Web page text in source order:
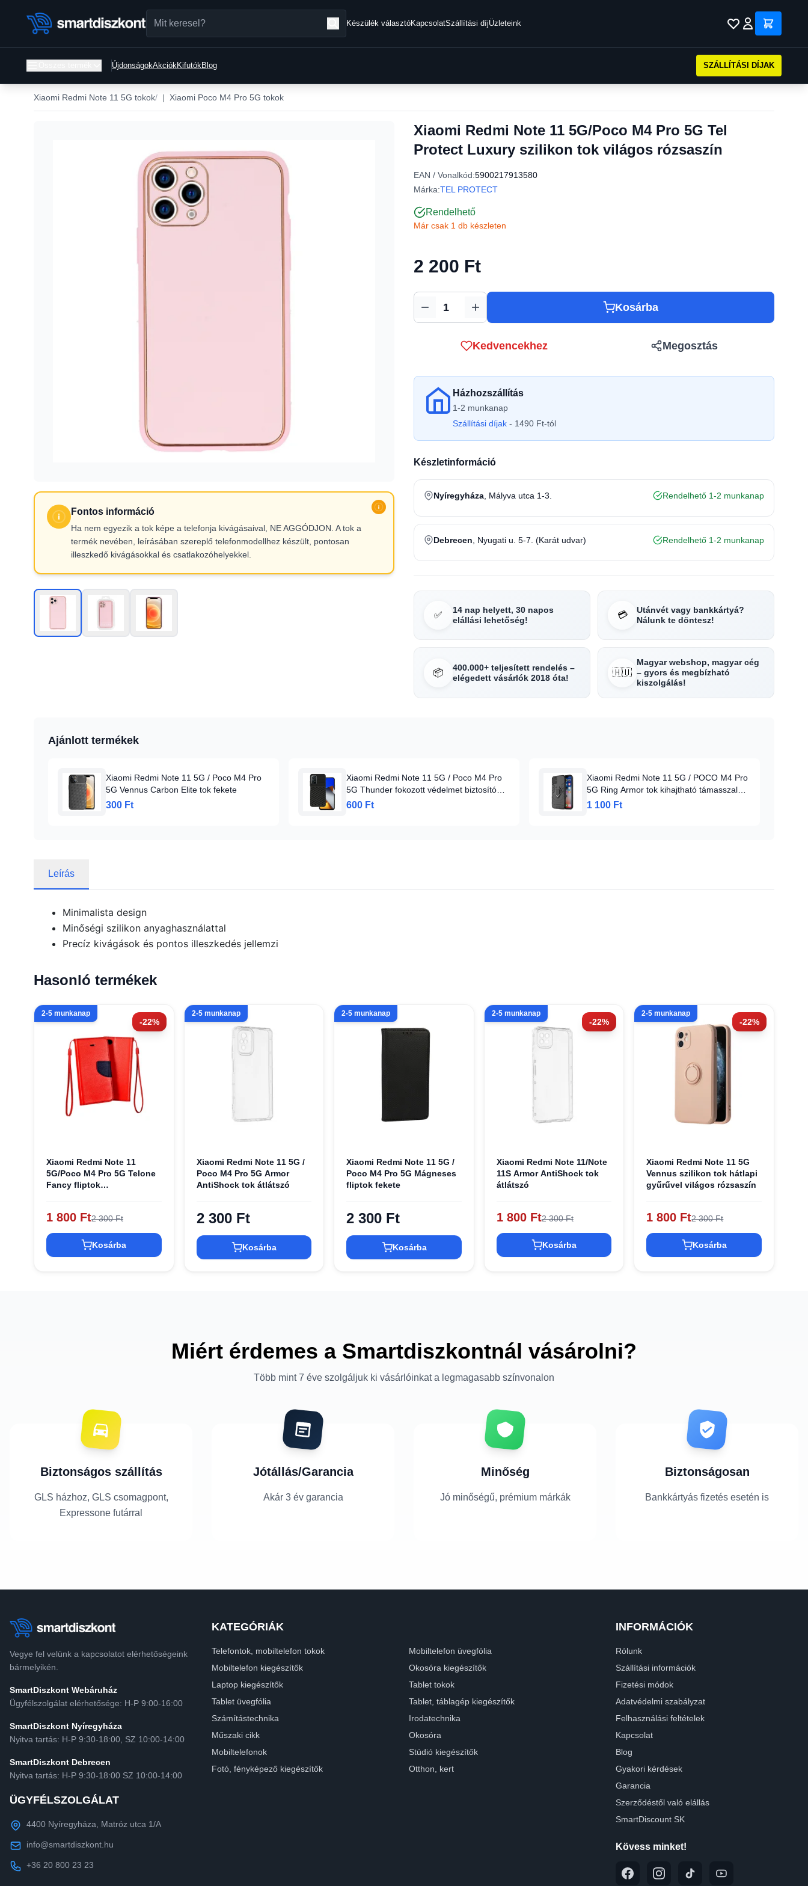
Készülék választóKapcsolatSzállítási díjÜzleteink
ÚjdonságokAkciókKifutókBlog SZÁLLÍTÁSI DÍJAK
Xiaomi Redmi Note 11 5G tokok | Xiaomi Poco M4 Pro 5G tokok
Fontos információ
Ha nem egyezik a tok képe a telefonja kivágásaival, NE AGGÓDJON. A tok a
termék nevében, leírásában szereplő telefonmodellhez készült, pontosan
illeszkedő kivágásokkal és csatlakozóhelyekkel.
Xiaomi Redmi Note 11 5G/Poco M4 Pro 5G Tel
Protect Luxury szilikon tok világos rózsaszín
EAN / Vonalkód:5900217913580
Márka:TEL PROTECT
Rendelhető
Már csak 1 db készleten
2 200 Ft
Mennyiség Kosárba
Kedvencekhez Megosztás
Házhozszállítás
1-2 munkanap
Szállítási díjak - 1490 Ft-tól
Készletinformáció
Nyíregyháza , Mályva utca 1-3. Rendelhető 1-2 munkanap
Debrecen , Nyugati u. 5-7. (Karát udvar) Rendelhető 1-2 munkanap
✅
14 nap helyett, 30 napos
elállási lehetőség!
💳
Utánvét vagy bankkártyá?
Nálunk te döntesz!
📦
400.000+ teljesített rendelés –
elégedett vásárlók 2018 óta!
🇭🇺
Magyar webshop, magyar cég
– gyors és megbízható
kiszolgálás!
Ajánlott termékek
Xiaomi Redmi Note 11 5G / Poco M4 Pro
5G Vennus Carbon Elite tok fekete
300 Ft
Xiaomi Redmi Note 11 5G / Poco M4 Pro
5G Thunder fokozott védelmet biztosító
flexibilis TPU tok fekete
600 Ft
Xiaomi Redmi Note 11 5G / POCO M4 Pro
5G Ring Armor tok kihajtható támasszal
fekete
1 100 Ft
Leírás
Minimalista design
Minőségi szilikon anyaghasználattal
Precíz kivágások és pontos illeszkedés jellemzi
Hasonló termékek
-22%
2-5 munkanap
Xiaomi Redmi Note 11
5G/Poco M4 Pro 5G Telone
Fancy fliptok
1 800 Ft2 300 Ft
Kosárba
2-5 munkanap
Xiaomi Redmi Note 11 5G /
Poco M4 Pro 5G Armor
AntiShock tok átlátszó
2 300 Ft
Kosárba
2-5 munkanap
Xiaomi Redmi Note 11 5G /
Poco M4 Pro 5G Mágneses
fliptok fekete
2 300 Ft
Kosárba
-22%
2-5 munkanap
Xiaomi Redmi Note 11/Note
11S Armor AntiShock tok
átlátszó
1 800 Ft2 300 Ft
Kosárba
-22%
2-5 munkanap
Xiaomi Redmi Note 11 5G
Vennus szilikon tok hátlapi
gyűrűvel világos rózsaszín
1 800 Ft2 300 Ft
Kosárba
Miért érdemes a Smartdiszkontnál vásárolni?
Több mint 7 éve szolgáljuk ki vásárlóinkat a legmagasabb színvonalon
Biztonságos szállítás
GLS házhoz, GLS csomagpont,
Expressone futárral
Jótállás/Garancia
Akár 3 év garancia
Minőség
Jó minőségű, prémium márkák
Biztonságosan
Bankkártyás fizetés esetén is
Vegye fel velünk a kapcsolatot elérhetőségeink
bármelyikén.
SmartDiszkont Webáruház
Ügyfélszolgálat elérhetősége: H-P 9:00-16:00
SmartDiszkont Nyíregyháza
Nyitva tartás: H-P 9:30-18:00, SZ 10:00-14:00
SmartDiszkont Debrecen
Nyitva tartás: H-P 9:30-18:00 SZ 10:00-14:00
ÜGYFÉLSZOLGÁLAT
4400 Nyíregyháza, Matróz utca 1/A
info@smartdiszkont.hu
+36 20 800 23 23
KATEGÓRIÁK
Telefontok, mobiltelefon tokok
Mobiltelefon üvegfólia
Mobiltelefon kiegészítők
Okosóra kiegészítők
Laptop kiegészítők
Tablet tokok
Tablet üvegfólia
Tablet, táblagép kiegészítők
Számítástechnika
Irodatechnika
Műszaki cikk
Okosóra
Mobiltelefonok
Stúdió kiegészítők
Fotó, fényképező kiegészítők
Otthon, kert
INFORMÁCIÓK
Rólunk
Szállítási információk
Fizetési módok
Adatvédelmi szabályzat
Felhasználási feltételek
Kapcsolat
Blog
Gyakori kérdések
Garancia
Szerződéstől való elállás
SmartDiscount SK
Kövess minket!